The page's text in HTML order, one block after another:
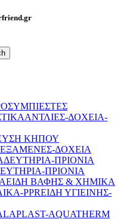
ΑΝΤΛΙΕΣ-ΔΟΧΕΙΑ-
ΚΗΠΟΥ
ΔΟΧΕΙΑ
ΠΡΙΟΝΙΑ
ΕΙΔΗ ΒΑΦΗΣ & ΧΗΜΙΚΑ
ΕΙΔΗ ΥΓΙΕΙΝΗΣ-